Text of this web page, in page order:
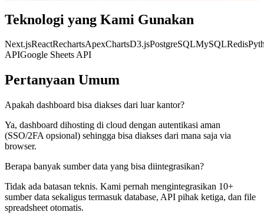
Teknologi yang Kami Gunakan
Next.jsReactRechartsApexChartsD3.jsPostgreSQLMySQLRedis
APIGoogle Sheets API
Pertanyaan Umum
Apakah dashboard bisa diakses dari luar kantor?
Ya, dashboard dihosting di cloud dengan autentikasi aman
(SSO/2FA opsional) sehingga bisa diakses dari mana saja via
browser.
Berapa banyak sumber data yang bisa diintegrasikan?
Tidak ada batasan teknis. Kami pernah mengintegrasikan 10+
sumber data sekaligus termasuk database, API pihak ketiga, dan file
spreadsheet otomatis.